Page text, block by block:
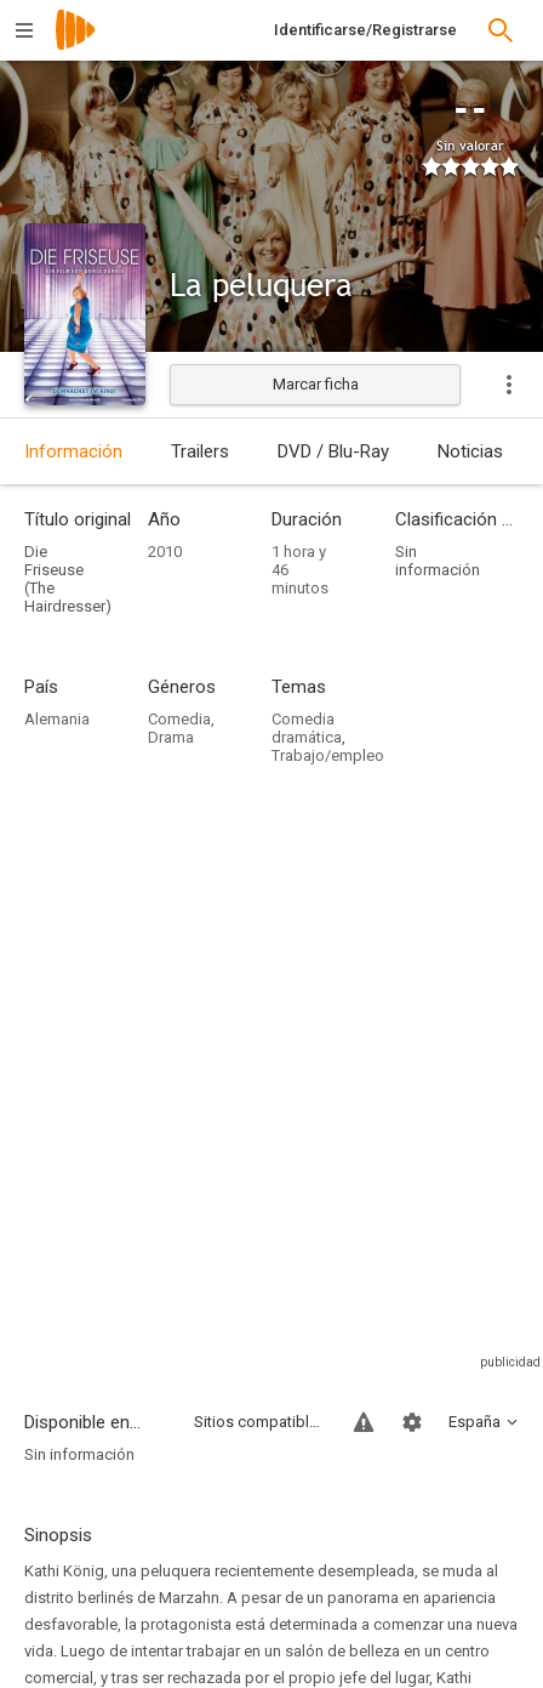
Identificarse/Registrarse
--
Sin valorar
La peluquera
Estrenada
Marcar ficha
Información Trailers DVD / Blu-Ray Noticias
Título original
Die
Friseuse
(The
Hairdresser)
Año
2010
Duración
1 hora y
46
minutos
Clasificación por edades
Sin
información
País
Alemania
Géneros
Comedia,
Drama
Temas
Comedia
dramática,
Trabajo/empleo
Disponible en... España
Sitios compatibles
Sin información
Sinopsis
Kathi König, una peluquera recientemente desempleada, se muda al
distrito berlinés de Marzahn. A pesar de un panorama en apariencia
desfavorable, la protagonista está determinada a comenzar una nueva
vida. Luego de intentar trabajar en un salón de belleza en un centro
comercial, y tras ser rechazada por el propio jefe del lugar, Kathi